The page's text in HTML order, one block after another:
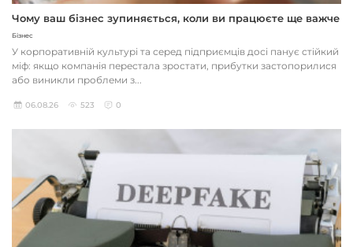
Чому ваш бізнес зупиняється, коли ви працюєте ще важче
Бізнес
У корпоративній культурі та серед підприємців досі панує стійкий
міф: якщо компанія перестала зростати, прибутки застопорилися
або виникли проблеми з...
06.08.26 523 0